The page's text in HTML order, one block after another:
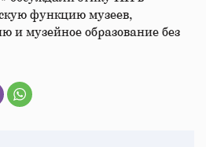
функцию музеев,
и музейное образование без